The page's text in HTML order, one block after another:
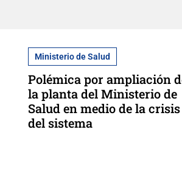
Ministerio de Salud
Polémica por ampliación
la planta del Ministerio de
Salud en medio de la crisis
del sistema